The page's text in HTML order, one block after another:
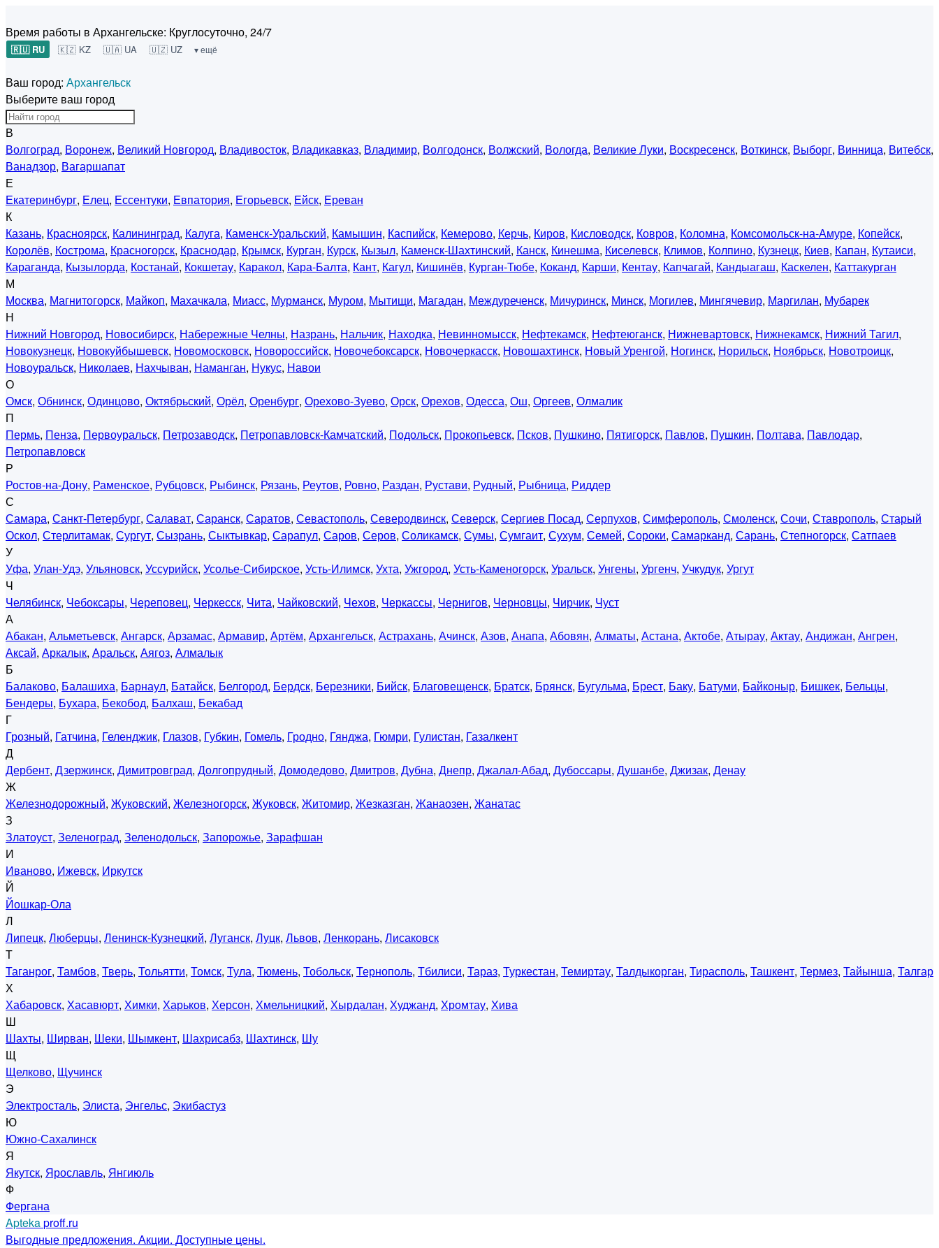
Время работы в Архангельске: Круглосуточно, 24/7
🇷🇺 RU 🇰🇿 KZ 🇺🇦 UA 🇺🇿 UZ ▾ ещё
Ваш город: Архангельск
Выберите ваш город
В
Волгоград, Воронеж, Великий Новгород, Владивосток, Владикавказ, Владимир, Волгодонск, Волжский, Вологда, Великие Луки, Воскресенск, Воткинск, Выборг, Винница, Витебск,
Ванадзор, Вагаршапат
Е
Екатеринбург, Елец, Ессентуки, Евпатория, Егорьевск, Ейск, Ереван
К
Казань, Красноярск, Калининград, Калуга, Каменск-Уральский, Камышин, Каспийск, Кемерово, Керчь, Киров, Кисловодск, Ковров, Коломна, Комсомольск-на-Амуре, Копейск,
Королёв, Кострома, Красногорск, Краснодар, Крымск, Курган, Курск, Кызыл, Каменск-Шахтинский, Канск, Кинешма, Киселевск, Климов, Колпино, Кузнецк, Киев, Капан, Кутаиси,
Караганда, Кызылорда, Костанай, Кокшетау, Каракол, Кара-Балта, Кант, Кагул, Кишинёв, Курган-Тюбе, Коканд, Карши, Кентау, Капчагай, Кандыагаш, Каскелен, Каттакурган
М
Москва, Магнитогорск, Майкоп, Махачкала, Миасс, Мурманск, Муром, Мытищи, Магадан, Междуреченск, Мичуринск, Минск, Могилев, Мингячевир, Маргилан, Мубарек
Н
Нижний Новгород, Новосибирск, Набережные Челны, Назрань, Нальчик, Находка, Невинномысск, Нефтекамск, Нефтеюганск, Нижневартовск, Нижнекамск, Нижний Тагил,
Новокузнецк, Новокуйбышевск, Новомосковск, Новороссийск, Новочебоксарск, Новочеркасск, Новошахтинск, Новый Уренгой, Ногинск, Норильск, Ноябрьск, Новотроицк,
Новоуральск, Николаев, Нахчыван, Наманган, Нукус, Навои
О
Омск, Обнинск, Одинцово, Октябрьский, Орёл, Оренбург, Орехово-Зуево, Орск, Орехов, Одесса, Ош, Оргеев, Олмалик
П
Пермь, Пенза, Первоуральск, Петрозаводск, Петропавловск-Камчатский, Подольск, Прокопьевск, Псков, Пушкино, Пятигорск, Павлов, Пушкин, Полтава, Павлодар,
Петропавловск
Р
Ростов-на-Дону, Раменское, Рубцовск, Рыбинск, Рязань, Реутов, Ровно, Раздан, Рустави, Рудный, Рыбница, Риддер
С
Самара, Санкт-Петербург, Салават, Саранск, Саратов, Севастополь, Северодвинск, Северск, Сергиев Посад, Серпухов, Симферополь, Смоленск, Сочи, Ставрополь, Старый
Оскол, Стерлитамак, Сургут, Сызрань, Сыктывкар, Сарапул, Саров, Серов, Соликамск, Сумы, Сумгаит, Сухум, Семей, Сороки, Самарканд, Сарань, Степногорск, Сатпаев
У
Уфа, Улан-Удэ, Ульяновск, Уссурийск, Усолье-Сибирское, Усть-Илимск, Ухта, Ужгород, Усть-Каменогорск, Уральск, Унгены, Ургенч, Учкудук, Ургут
Ч
Челябинск, Чебоксары, Череповец, Черкесск, Чита, Чайковский, Чехов, Черкассы, Чернигов, Черновцы, Чирчик, Чуст
А
Абакан, Альметьевск, Ангарск, Арзамас, Армавир, Артём, Архангельск, Астрахань, Ачинск, Азов, Анапа, Абовян, Алматы, Астана, Актобе, Атырау, Актау, Андижан, Ангрен,
Аксай, Аркалык, Аральск, Аягоз, Алмалык
Б
Балаково, Балашиха, Барнаул, Батайск, Белгород, Бердск, Березники, Бийск, Благовещенск, Братск, Брянск, Бугульма, Брест, Баку, Батуми, Байконыр, Бишкек, Бельцы,
Бендеры, Бухара, Бекобод, Балхаш, Бекабад
Г
Грозный, Гатчина, Геленджик, Глазов, Губкин, Гомель, Гродно, Гянджа, Гюмри, Гулистан, Газалкент
Д
Дербент, Дзержинск, Димитровград, Долгопрудный, Домодедово, Дмитров, Дубна, Днепр, Джалал-Абад, Дубоссары, Душанбе, Джизак, Денау
Ж
Железнодорожный, Жуковский, Железногорск, Жуковск, Житомир, Жезказган, Жанаозен, Жанатас
З
Златоуст, Зеленоград, Зеленодольск, Запорожье, Зарафшан
И
Иваново, Ижевск, Иркутск
Й
Йошкар-Ола
Л
Липецк, Люберцы, Ленинск-Кузнецкий, Луганск, Луцк, Львов, Ленкорань, Лисаковск
Т
Таганрог, Тамбов, Тверь, Тольятти, Томск, Тула, Тюмень, Тобольск, Тернополь, Тбилиси, Тараз, Туркестан, Темиртау, Талдыкорган, Тирасполь, Ташкент, Термез, Тайынша, Талгар
Х
Хабаровск, Хасавюрт, Химки, Харьков, Херсон, Хмельницкий, Хырдалан, Худжанд, Хромтау, Хива
Ш
Шахты, Ширван, Шеки, Шымкент, Шахрисабз, Шахтинск, Шу
Щ
Щелково, Щучинск
Э
Электросталь, Элиста, Энгельс, Экибастуз
Ю
Южно-Сахалинск
Я
Якутск, Ярославль, Янгиюль
Ф
Фергана
Aptekaproff.ru
Выгодные предложения. Акции. Доступные цены.